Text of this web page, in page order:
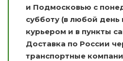
и Подмосковью с
субботу (в любой
курьером и в пункты
Доставка по России
транспортные